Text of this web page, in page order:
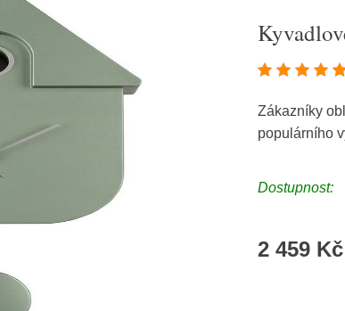
Zákazníky
populárního
Dostupnost:
2 459 Kč